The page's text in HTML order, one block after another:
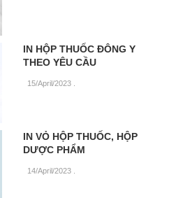
IN HỘP THUỐC ĐÔNG Y
THEO YÊU CẦU
15/April/2023
IN VỎ HỘP THUỐC, HỘP
DƯỢC PHẨM
14/April/2023